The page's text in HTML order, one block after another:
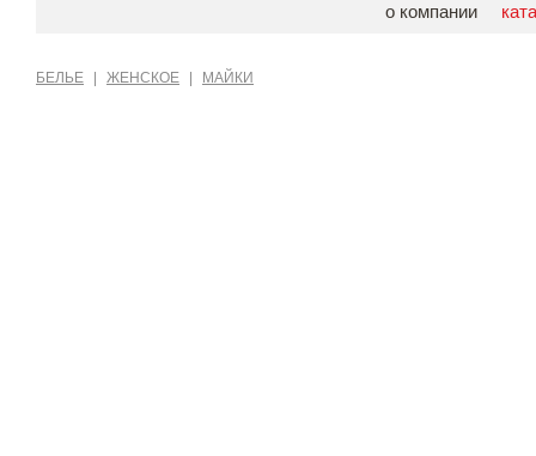
о компании
БЕЛЬЕ ЖЕНСКОЕ МАЙКИ